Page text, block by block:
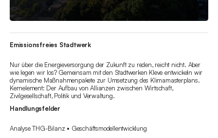
Emissionsfreies Stadtwerk
Nur über die Energieversorgung der Zukunft zu reden, reicht nicht. Aber
wie legen wir los? Gemeinsam mit den Stadtwerken Kleve entwickeln wir
dynamische Maßnahmenpakete zur Umsetzung des Klimamasterplans.
Kernelement: Der Aufbau von Allianzen zwischen Wirtschaft,
Zivilgesellschaft, Politik und Verwaltung.
Handlungsfelder
Analyse THG-Bilanz • Geschäftsmodellentwicklung